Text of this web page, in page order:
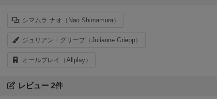
シマムラ ナオ（Nao Shimamura）
ジュリアン・グリープ（Julianne Griepp）
オールプレイ（Allplay）
レビュー 2件